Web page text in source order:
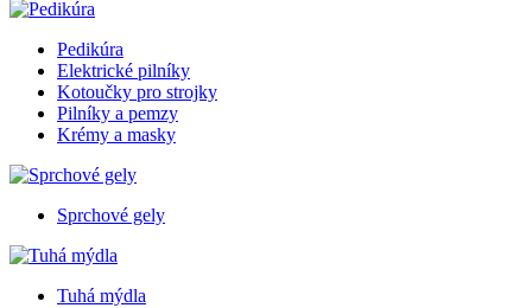
Pedikúra
Elektrické pilníky
Kotoučky pro strojky
Pilníky a pemzy
Krémy a masky
Sprchové gely
Tuhá mýdla